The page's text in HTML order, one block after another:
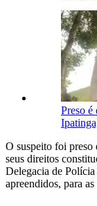
Preso é
O suspeito foi preso
seus direitos
Delegacia de
apreendidos, para